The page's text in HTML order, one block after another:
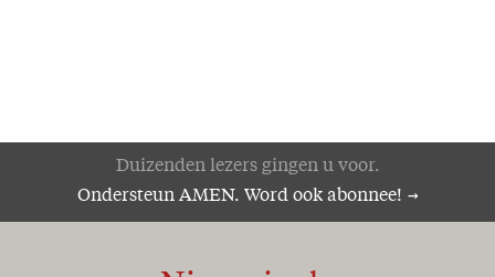
Duizenden lezers gingen u voor.
Ondersteun AMEN. Word ook abonnee!